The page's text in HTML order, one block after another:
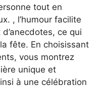
tout en
, l’humour facilite
ce qui
fête. En choisissant
vous montrez
unique et
à une célébration